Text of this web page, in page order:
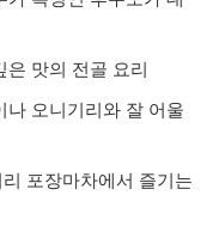
은 맛의 전골 요리
나 오니기리와 잘 어울
포장마차에서 즐기는